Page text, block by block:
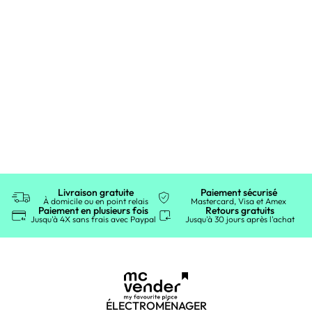
Livraison gratuite
À domicile ou en point relais
Paiement sécurisé
Mastercard, Visa et Amex
Paiement en plusieurs fois
Jusqu'à 4X sans frais avec Paypal
Retours gratuits
Jusqu'à 30 jours après l'achat
ÉLECTROMÉNAGER